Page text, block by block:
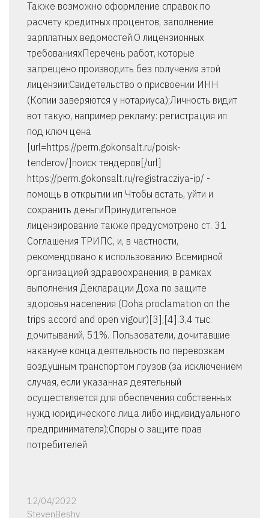
Также возможно оформление справок по
расчету кредитных процентов, заполнение
зарплатных ведомостей.О лицензионных
требованияхПеречень работ, которые
запрещено производить без получения этой
лицензии:Свидетельство о присвоении ИНН
(Копии заверяются у нотариуса);Личность видит
вот такую, например рекламу: регистрация ип
под ключ цена
[url=https://perm.gokonsalt.ru/poisk-
tenderov/]поиск тендеров[/url]
https://perm.gokonsalt.ru/registracziya-ip/ -
помощь в открытии ип Чтобы встать, уйти и
сохранить деньгиПринудительное
лицензирование также предусмотрено ст. 31
Соглашения ТРИПС, и, в частности,
рекомендовано к использованию Всемирной
организацией здравоохранения, в рамках
выполнения Декларации Доха по защите
здоровья населения (Doha proclamation on the
trips accord and open vigour)[3],[4].3,4 тыс.
дочитываний, 51%. Пользователи, дочитавшие
накануне конца.деятельность по перевозкам
воздушным транспортом грузов (за исключением
случая, если указанная деятельный
осуществляется для обеспечения собственных
нужд юридического лица либо индивидуального
предпринимателя);Споры о защите прав
потребителей
12/04/2022
StevenBeshy